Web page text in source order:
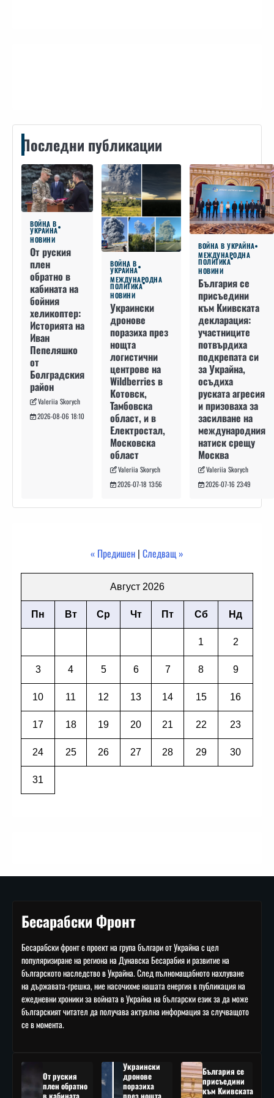
Последни публикации
ВОЙНА В
УКРАЙНА
НОВИНИ
От руския
плен
обратно в
кабината на
бойния
хеликоптер:
Историята на
Иван
Пепеляшко
от
Болградския
район
Valeriia Skorych
2026-08-06 18:10
ВОЙНА В
УКРАЙНА
МЕЖДУНАРОДНА
ПОЛИТИКА
НОВИНИ
Украински
дронове
поразиха през
нощта
логистични
центрове на
Wildberries в
Котовск,
Тамбовска
област, и в
Електростал,
Московска
област
Valeriia Skorych
2026-07-18 13:56
ВОЙНА В УКРАЙНА
МЕЖДУНАРОДНА
ПОЛИТИКА
НОВИНИ
България се
присъедини
към Киивската
декларация:
участниците
потвърдиха
подкрепата си
за Украйна,
осъдиха
руската агресия
и призоваха за
засилване на
международния
натиск срещу
Москва
Valeriia Skorych
2026-07-16 23:49
« Предишен | Следващ »
Август 2026
Пн Вт Ср Чт Пт Сб Нд
1 2
3 4 5 6 7 8 9
10 11 12 13 14 15 16
17 18 19 20 21 22 23
24 25 26 27 28 29 30
31
Бесарабски Фронт
Бесарабски фронт е проект на група българи от Украйна с цел
популяризиране на региона на Дунавска Бесарабия и развитие на
българското наследство в Украйна. След пълномащабното нахлуване
на държавата-грешка, ние насочихме нашата енергия в публикация на
ежедневни хроники за войната в Украйна на български език за да може
българският читател да получава актуална информация за случващото
се в момента.
От руския
плен обратно
Украински
дронове
поразиха
България се
присъедини
към Киивската